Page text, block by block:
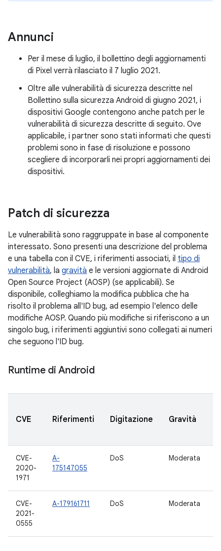
Annunci
Per il mese di luglio, il bollettino degli aggiornamenti
di Pixel verrà rilasciato il 7 luglio 2021.
Oltre alle vulnerabilità di sicurezza descritte nel
Bollettino sulla sicurezza Android di giugno 2021, i
dispositivi Google contengono anche patch per le
vulnerabilità di sicurezza descritte di seguito. Ove
applicabile, i partner sono stati informati che questi
problemi sono in fase di risoluzione e possono
scegliere di incorporarli nei propri aggiornamenti dei
dispositivi.
Patch di sicurezza
Le vulnerabilità sono raggruppate in base al componente
interessato. Sono presenti una descrizione del problema
e una tabella con il CVE, i riferimenti associati, il tipo di
vulnerabilità, la gravità e le versioni aggiornate di Android
Open Source Project (AOSP) (se applicabili). Se
disponibile, colleghiamo la modifica pubblica che ha
risolto il problema all'ID bug, ad esempio l'elenco delle
modifiche AOSP. Quando più modifiche si riferiscono a un
singolo bug, i riferimenti aggiuntivi sono collegati ai numeri
che seguono l'ID bug.
Runtime di Android
CVE Riferimenti Digitazione Gravità
CVE-
2020-
1971
A-
175147055
DoS Moderata
CVE-
2021-
0555
A-179161711 DoS Moderata